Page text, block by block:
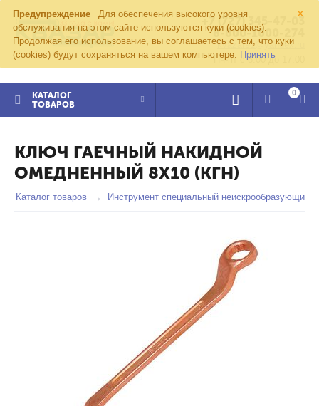
×
Предупреждение
Для обеспечения высокого уровня
обслуживания на этом сайте используются куки (cookies).
Продолжая его использование, вы соглашаетесь с тем, что куки
(cookies) будут сохраняться на вашем компьютере: Принять
+7 (727) 345-47-03
8-800-1000-274
kvazar91@yandex.ru
Пн-пт с 8:00 до 17:00
КАТАЛОГ
ТОВАРОВ
0
КЛЮЧ ГАЕЧНЫЙ НАКИДНОЙ
ОМЕДНЕННЫЙ 8Х10 (КГН)
Каталог товаров Инструмент специальный неискрообразующий